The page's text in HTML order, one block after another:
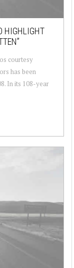
HIGHLIGHT
courtesy
has been
In its 108-year